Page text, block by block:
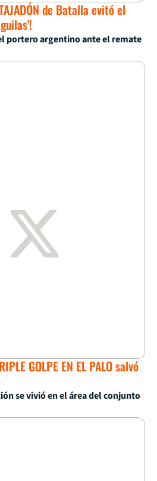
de Batalla evitó el
portero argentino ante el remate
GOLPE EN EL PALO salvó
se vivió en el área del conjunto